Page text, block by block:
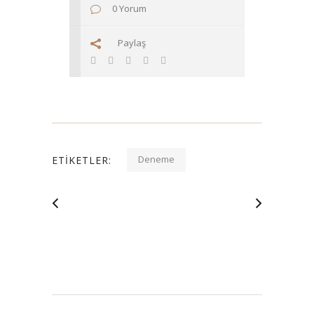
0 Yorum
Paylaş
ETIKETLER: Deneme